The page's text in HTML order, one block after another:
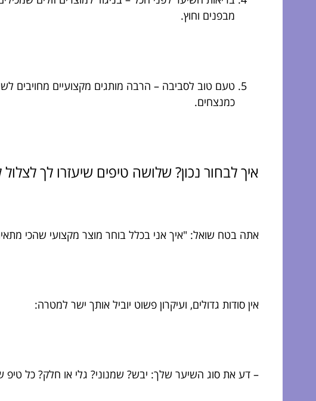
מבפנים וחוץ.
טעם טוב לסביבה – הרבה מותגים מקצועיים מחויבים
כמנצחים.
איך לבחור נכון? שלושה טיפים שיעזרו לך
אתה בטח שואל: "איך אני בכלל בוחר מוצר מקצועי שהכי
אין סודות גדולים, ועיקרון פשוט יוביל אותך ישר למטרה:
– דע את סוג השיער שלך: יבש? שמנוני? גלי או חלק? כל טיפ